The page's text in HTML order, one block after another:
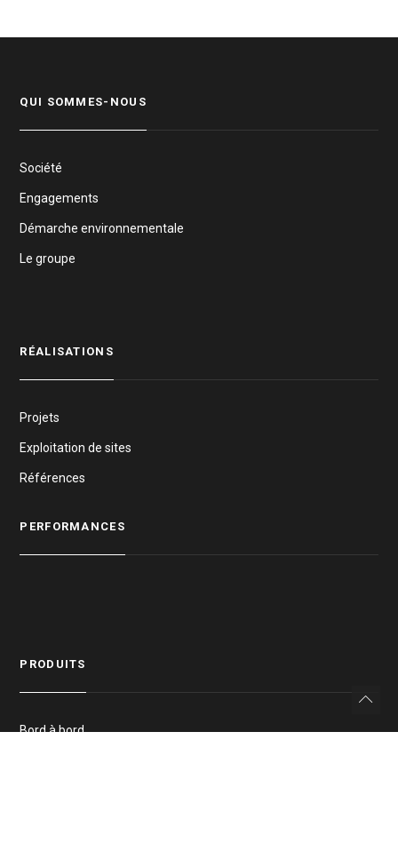
QUI SOMMES-NOUS
Société
Engagements
Démarche environnementale
Le groupe
RÉALISATIONS
Projets
Exploitation de sites
Références
PERFORMANCES
PRODUITS
Bord à bord